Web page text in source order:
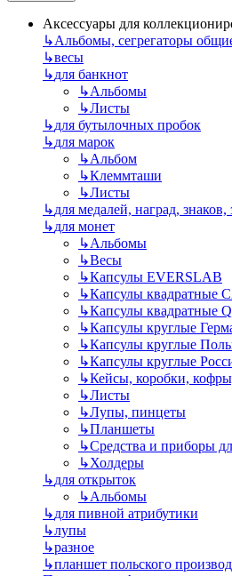
Аксессуары для
↳Альбомы, сегрегаторы
↳весы
↳для банкнот
↳Альбомы
↳Листы
↳для бутылочных пробок
↳для марок
↳Альбом
↳Клеммташи
↳Листы
↳для медалей, наград, знаков,
↳для монет
↳Альбомы
↳Весы
↳Капсулы EVERSLAB
↳Капсулы квадратные
↳Капсулы квадратные
↳Капсулы круглые
↳Капсулы круглые
↳Капсулы круглые
↳Кейсы, коробки,
↳Листы
↳Лупы, пинцеты
↳Планшеты
↳Средства и приборы
↳Холдеры
↳для открыток
↳Альбомы
↳для пивной атрибутики
↳лупы
↳разное
↳планшет польского